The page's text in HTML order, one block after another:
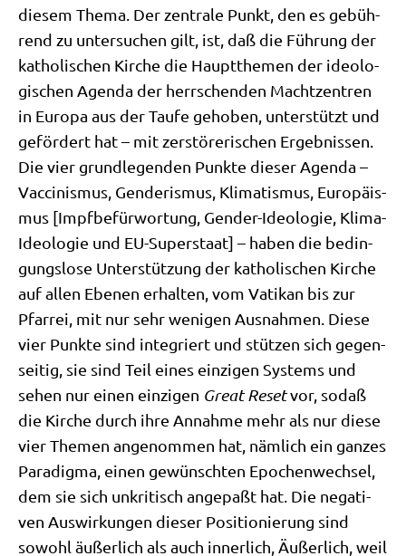
die­sem The­ma. Der zen­tra­le Punkt, den es gebüh­
rend zu unter­su­chen gilt, ist, daß die Füh­rung der
katho­li­schen Kir­che die Haupt­the­men der ideo­lo­
gi­schen Agen­da der herr­schen­den Macht­zen­tren
in Euro­pa aus der Tau­fe geho­ben, unter­stützt und
geför­dert hat – mit zer­stö­re­ri­schen Ergeb­nis­sen.
Die vier grund­le­gen­den Punk­te die­ser Agen­da –
Vac­ci­nis­mus, Gen­de­ris­mus, Kli­ma­tis­mus, Euro­päis­
mus [Impf­be­für­wor­tung, Gen­der-Ideo­lo­gie, Kli­ma-
Ideo­lo­gie und EU-Super­staat] – haben die bedin­
gungs­lo­se Unter­stüt­zung der katho­li­schen Kir­che
auf allen Ebe­nen erhal­ten, vom Vati­kan bis zur
Pfar­rei, mit nur sehr weni­gen Aus­nah­men. Die­se
vier Punk­te sind inte­griert und stüt­zen sich gegen­
sei­tig, sie sind Teil eines ein­zi­gen Systems und
sehen nur einen ein­zi­gen Gre­at Resetvor, sodaß
die Kir­che durch ihre Annah­me mehr als nur die­se
vier The­men ange­nom­men hat, näm­lich ein gan­zes
Para­dig­ma, einen gewünsch­ten Epo­chen­wech­sel,
dem sie sich unkri­tisch ange­paßt hat. Die nega­ti­
ven Aus­wir­kun­gen die­ser Posi­tio­nie­rung sind
sowohl äußer­lich als auch inner­lich, Äußer­lich, weil